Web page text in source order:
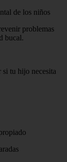
de los niños
problemas
bucal.
tu hijo necesita